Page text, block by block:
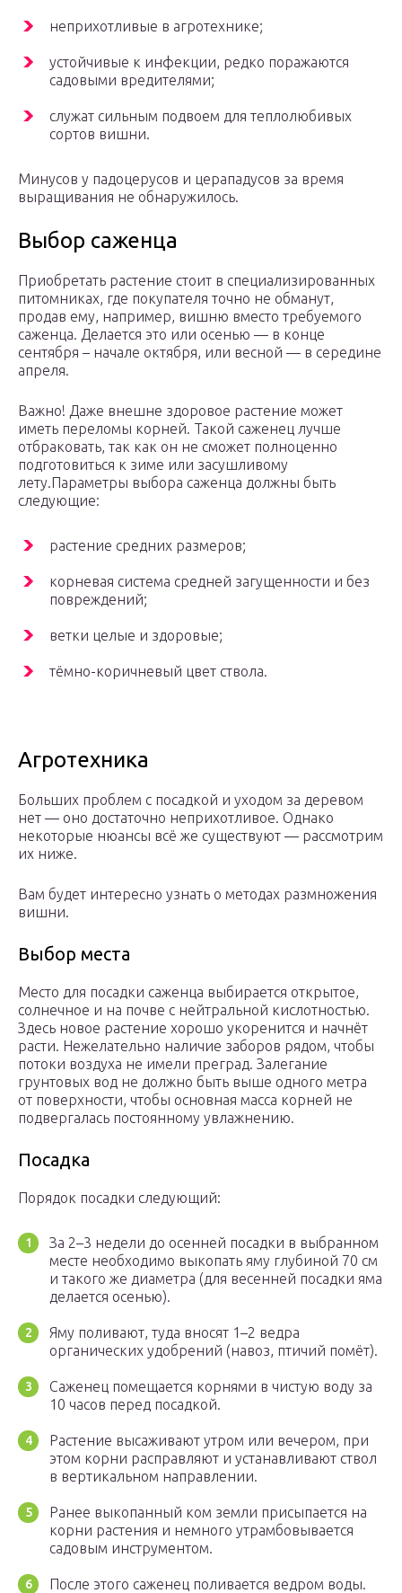
неприхотливые в агротехнике;
устойчивые к инфекции, редко поражаются
садовыми вредителями;
служат сильным подвоем для теплолюбивых
сортов вишни.
Минусов у падоцерусов и церападусов за время
выращивания не обнаружилось.
Выбор саженца
Приобретать растение стоит в специализированных
питомниках, где покупателя точно не обманут,
продав ему, например, вишню вместо требуемого
саженца. Делается это или осенью — в конце
сентября – начале октября, или весной — в середине
апреля.
Важно! Даже внешне здоровое растение может
иметь переломы корней. Такой саженец лучше
отбраковать, так как он не сможет полноценно
подготовиться к зиме или засушливому
лету.Параметры выбора саженца должны быть
следующие:
растение средних размеров;
корневая система средней загущенности и без
повреждений;
ветки целые и здоровые;
тёмно-коричневый цвет ствола.
Агротехника
Больших проблем с посадкой и уходом за деревом
нет — оно достаточно неприхотливое. Однако
некоторые нюансы всё же существуют — рассмотрим
их ниже.
Вам будет интересно узнать о методах размножения
вишни.
Выбор места
Место для посадки саженца выбирается открытое,
солнечное и на почве с нейтральной кислотностью.
Здесь новое растение хорошо укоренится и начнёт
расти. Нежелательно наличие заборов рядом, чтобы
потоки воздуха не имели преград. Залегание
грунтовых вод не должно быть выше одного метра
от поверхности, чтобы основная масса корней не
подвергалась постоянному увлажнению.
Посадка
Порядок посадки следующий:
За 2–3 недели до осенней посадки в выбранном
месте необходимо выкопать яму глубиной 70 см
и такого же диаметра (для весенней посадки яма
делается осенью).
Яму поливают, туда вносят 1–2 ведра
органических удобрений (навоз, птичий помёт).
Саженец помещается корнями в чистую воду за
10 часов перед посадкой.
Растение высаживают утром или вечером, при
этом корни расправляют и устанавливают ствол
в вертикальном направлении.
Ранее выкопанный ком земли присыпается на
корни растения и немного утрамбовывается
садовым инструментом.
После этого саженец поливается ведром воды.